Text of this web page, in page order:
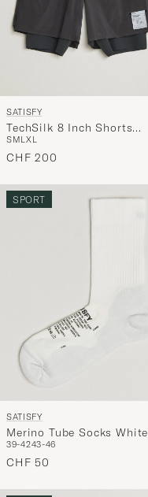
SATISFY
TechSilk 8 Inch Shorts
Black
SMLXL
CHF 200
SPORT
SATISFY
Merino Tube Socks White
39-4243-46
CHF 50